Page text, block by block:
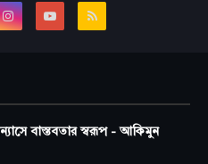
বাস্তবতার স্বরূপ - আকিমুন